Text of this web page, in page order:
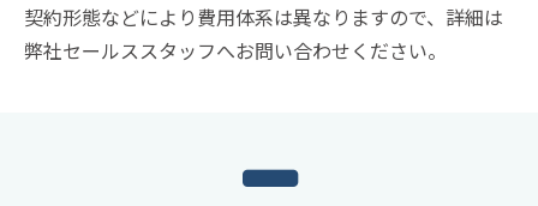
契約形態などにより費用体系は異なりますので、詳細は
弊社セールススタッフへお問い合わせください。